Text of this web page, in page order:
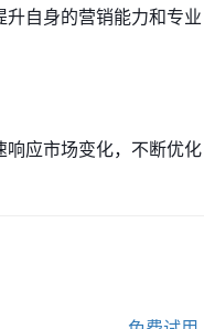
自身的营销能力和专业
应市场变化，不断优化